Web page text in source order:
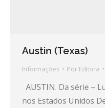
Austin (Texas)
Informações Por Editora
AUSTIN. Da série –
nos Estados Unidos